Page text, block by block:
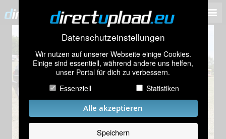
Datenschutzeinstellungen
Wir nutzen auf unserer Webseite einige Cookies.
Einige sind essentiell, während andere uns helfen,
unser Portal für dich zu verbessern.
Essenziell
Statistiken
Alle akzeptieren
Speichern